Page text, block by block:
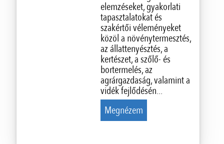
elemzéseket, gyakorlati
tapasztalatokat és
szakértői véleményeket
közöl a növénytermesztés,
az állattenyésztés, a
kertészet, a szőlő- és
bortermelés, az
agrárgazdaság, valamint a
vidék fejlődésén...
Megnézem